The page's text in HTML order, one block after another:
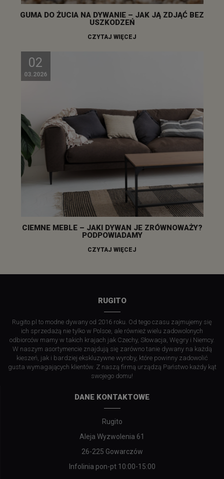
GUMA DO ŻUCIA NA DYWANIE – JAK JĄ ZDJĄĆ BEZ
USZKODZEŃ
CZYTAJ WIĘCEJ
02
03.2026
CIEMNE MEBLE – JAKI DYWAN JE ZRÓWNOWAŻY?
PODPOWIADAMY
CZYTAJ WIĘCEJ
RUGITO
Rugito.pl to modne dywany od 2016 roku. Od tego czasu zajmujemy się
ich sprzedażą nie tylko w Polsce, ale również wielu zadowolonych
odbiorców mamy w takich krajach jak Czechy, Słowacja, Węgry i Niemcy.
W naszym asortymencie znajdują się zarówno tanie dywany na każdą
kieszeń, jak i bardziej ekskluzywne wyroby, które powinny zadowolić
gusta wymagających klientów. Z naszą firmą urządzą Państwo każdy kąt
swojego domu!
DANE KONTAKTOWE
Rugito
Aleja Wyzwolenia 61
26-225 Gowarczów
Infolinia pon-pt 10:00-15:00